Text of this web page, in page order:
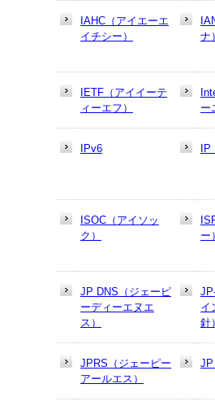
IAHC（アイエーエ
イチシー）
ナ
IETF（アイイーテ
ィーエフ）
ー
IPv6
ISOC（アイソッ
ク）
ー
JP DNS（ジェーピ
ーディーエヌエ
ス）
イ
針
JPRS（ジェーピー
アールエス）
JP